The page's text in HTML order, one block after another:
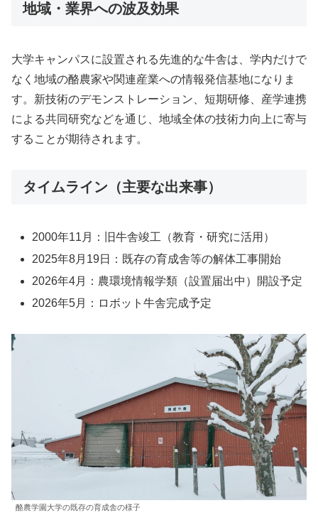
地域・業界への波及効果
大学キャンパスに設置される先進的な牛舎は、学内だけで
なく地域の酪農家や関連産業への情報発信基地になりま
す。新技術のデモンストレーション、短期研修、産学連携
による共同研究などを通じ、地域全体の技術力向上に寄与
することが期待されます。
タイムライン（主要な出来事）
2000年11月：旧牛舎竣工（教育・研究に活用）
2025年8月19日：既存の育成舎等の解体工事開始
2026年4月：農環境情報学類（設置届出中）開設予定
2026年5月：ロボット牛舎完成予定
酪農学園大学の既存の育成舎の様子